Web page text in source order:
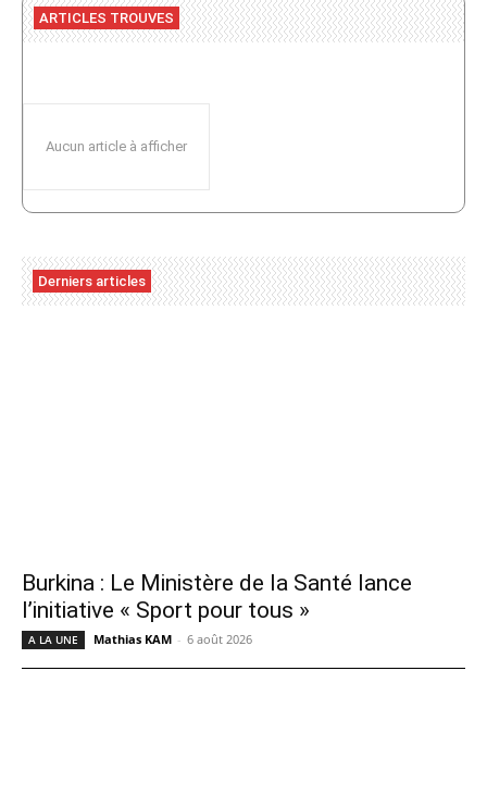
ARTICLES TROUVES
Aucun article à afficher
Derniers articles
Burkina : Le Ministère de la Santé lance
l’initiative « Sport pour tous »
A LA UNE Mathias KAM - 6 août 2026